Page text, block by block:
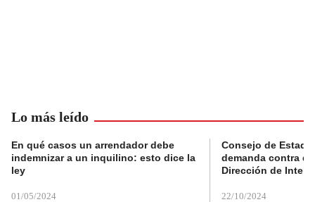
Lo más leído
En qué casos un arrendador debe
indemnizar a un inquilino: esto dice la
ley
01/05/2024
Consejo de
demanda contra
Dirección de
22/10/2024